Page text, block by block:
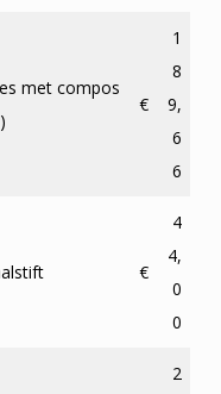
met compos
€
1
8
9,
6
6
€
4
4,
0
0
2